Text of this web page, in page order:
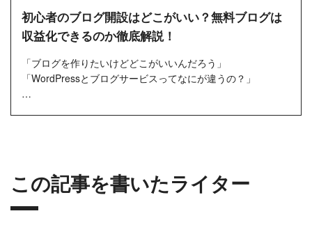
初心者のブログ開設はどこがいい？無料ブログは
収益化できるのか徹底解説！
「ブログを作りたいけどどこがいいんだろう」
「WordPressとブログサービスってなにが違うの？」
この記事を書いたライター